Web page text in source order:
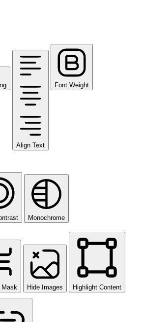
Align Text
Font Weight
Monochrome
Mask Hide Images Highlight Content